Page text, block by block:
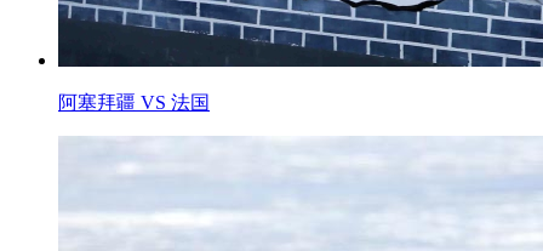
阿塞拜疆 VS 法国